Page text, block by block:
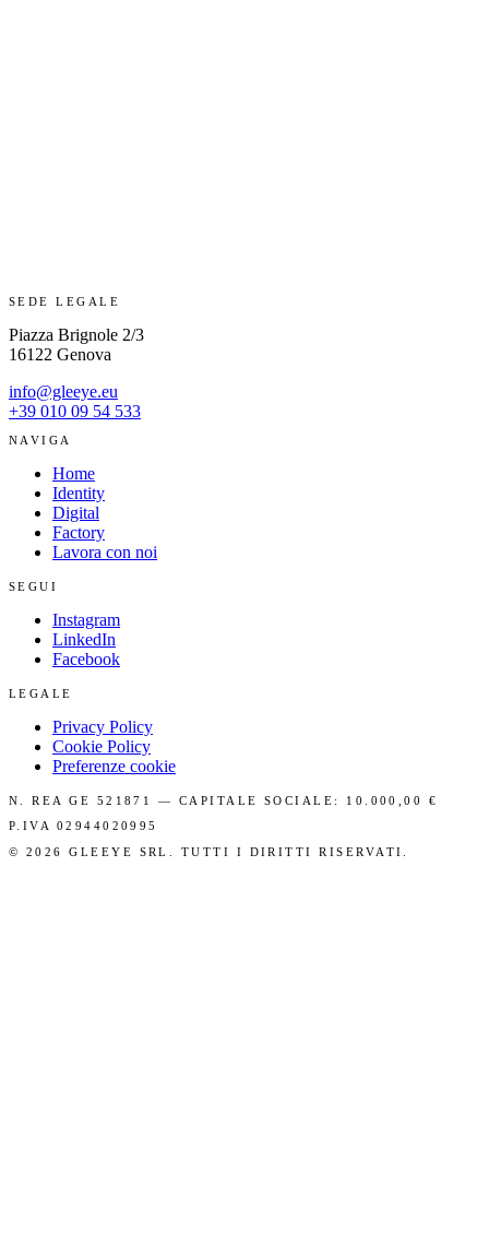
SEDE LEGALE
Piazza Brignole 2/3
16122 Genova
info@gleeye.eu
+39 010 09 54 533
NAVIGA
Home
Identity
Digital
Factory
Lavora con noi
SEGUI
Instagram
LinkedIn
Facebook
LEGALE
Privacy Policy
Cookie Policy
Preferenze cookie
N. REA GE 521871 — CAPITALE SOCIALE: 10.000,00 €
P.IVA 02944020995
© 2026 GLEEYE SRL. TUTTI I DIRITTI RISERVATI.